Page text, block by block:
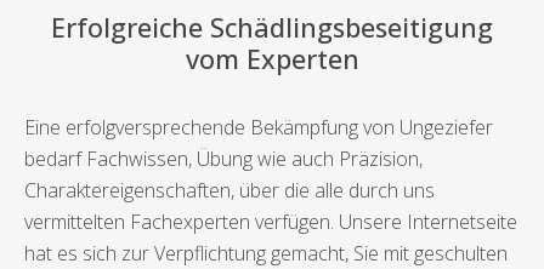
Erfolgreiche Schädlingsbeseitigung
vom Experten
Eine erfolgversprechende Bekämpfung von Ungeziefer
bedarf Fachwissen, Übung wie auch Präzision,
Charaktereigenschaften, über die alle durch uns
vermittelten Fachexperten verfügen. Unsere Internetseite
hat es sich zur Verpflichtung gemacht, Sie mit geschulten